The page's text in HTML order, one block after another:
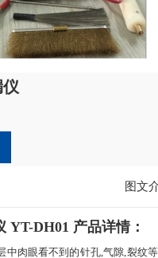
图文
YT-DH01 产品详情：
中肉眼看不到的针孔,气隙,裂纹